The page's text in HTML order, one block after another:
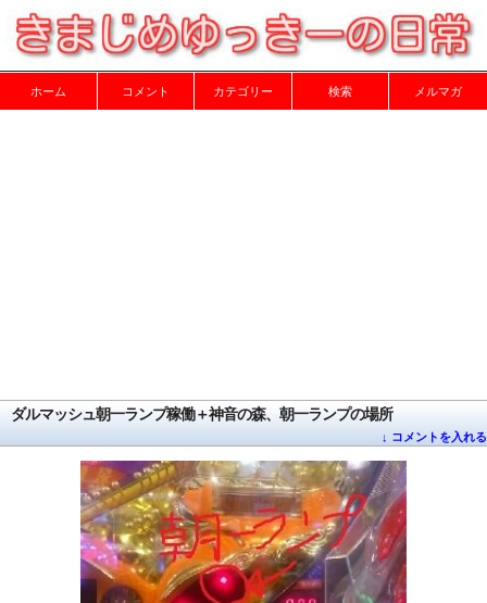
ホーム コメント カテゴリー 検索 メルマガ
ダルマッシュ朝一ランプ稼働＋神音の森、朝一ランプの場所
↓ コメントを入れる